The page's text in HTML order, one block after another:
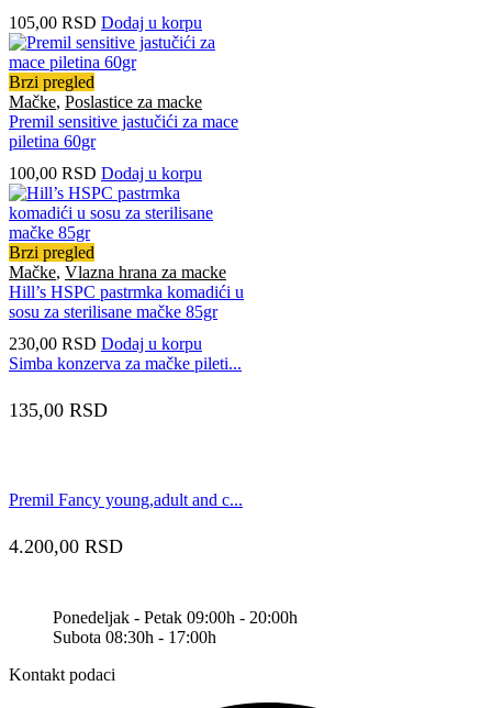
105,00 RSD Dodaj u korpu
Brzi pregled
Mačke, Poslastice za macke
Premil sensitive jastučići za mace
piletina 60gr
100,00 RSD Dodaj u korpu
Brzi pregled
Mačke, Vlazna hrana za macke
Hill’s HSPC pastrmka komadići u
sosu za sterilisane mačke 85gr
230,00 RSD Dodaj u korpu
Simba konzerva za mačke pileti...
135,00 RSD
Premil Fancy young,adult and c...
4.200,00 RSD
Ponedeljak - Petak 09:00h - 20:00h
Subota 08:30h - 17:00h
Kontakt podaci